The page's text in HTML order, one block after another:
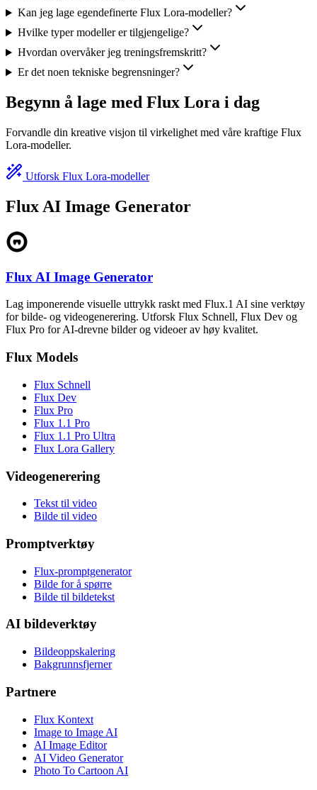
Kan jeg lage egendefinerte Flux Lora-modeller?
Hvilke typer modeller er tilgjengelige?
Hvordan overvåker jeg treningsfremskritt?
Er det noen tekniske begrensninger?
Begynn å lage med Flux Lora i dag
Forvandle din kreative visjon til virkelighet med våre kraftige Flux
Lora-modeller.
Utforsk Flux Lora-modeller
Flux AI Image Generator
Flux AI Image Generator
Lag imponerende visuelle uttrykk raskt med Flux.1 AI sine verktøy
for bilde- og videogenerering. Utforsk Flux Schnell, Flux Dev og
Flux Pro for AI-drevne bilder og videoer av høy kvalitet.
Flux Models
Flux Schnell
Flux Dev
Flux Pro
Flux 1.1 Pro
Flux 1.1 Pro Ultra
Flux Lora Gallery
Videogenerering
Tekst til video
Bilde til video
Promptverktøy
Flux-promptgenerator
Bilde for å spørre
Bilde til bildetekst
AI bildeverktøy
Bildeoppskalering
Bakgrunnsfjerner
Partnere
Flux Kontext
Image to Image AI
AI Image Editor
AI Video Generator
Photo To Cartoon AI